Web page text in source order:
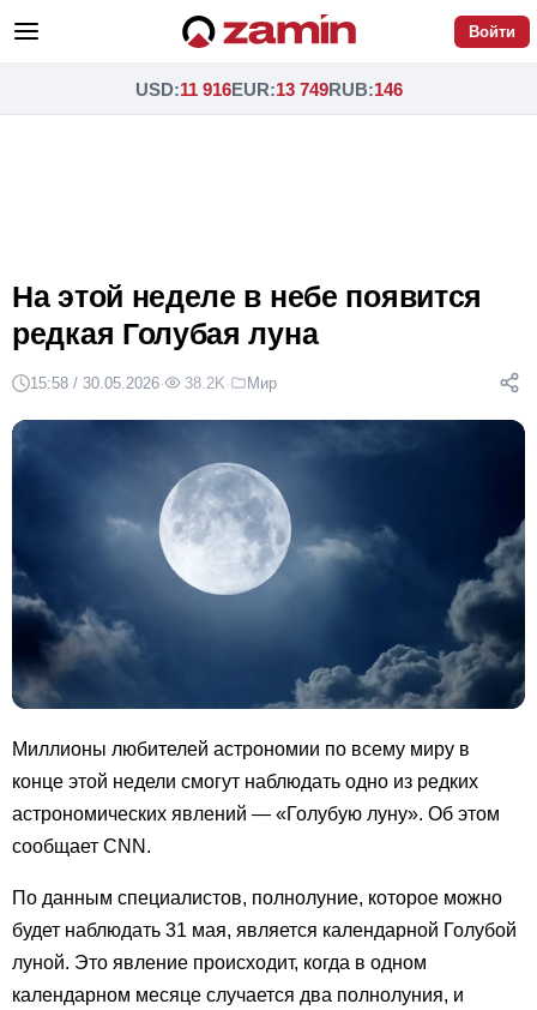
Войти
USD:11 916EUR:13 749RUB:146
На этой неделе в небе появится
редкая Голубая луна
15:58 / 30.05.2026· 38.2K· Мир
Миллионы любителей астрономии по всему миру в
конце этой недели смогут наблюдать одно из редких
астрономических явлений — «Голубую луну». Об этом
сообщает CNN.
По данным специалистов, полнолуние, которое можно
будет наблюдать 31 мая, является календарной Голубой
луной. Это явление происходит, когда в одном
календарном месяце случается два полнолуния, и